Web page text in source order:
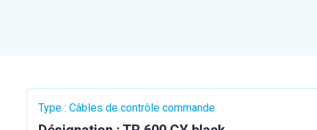
Type : Câbles de contrôle commande